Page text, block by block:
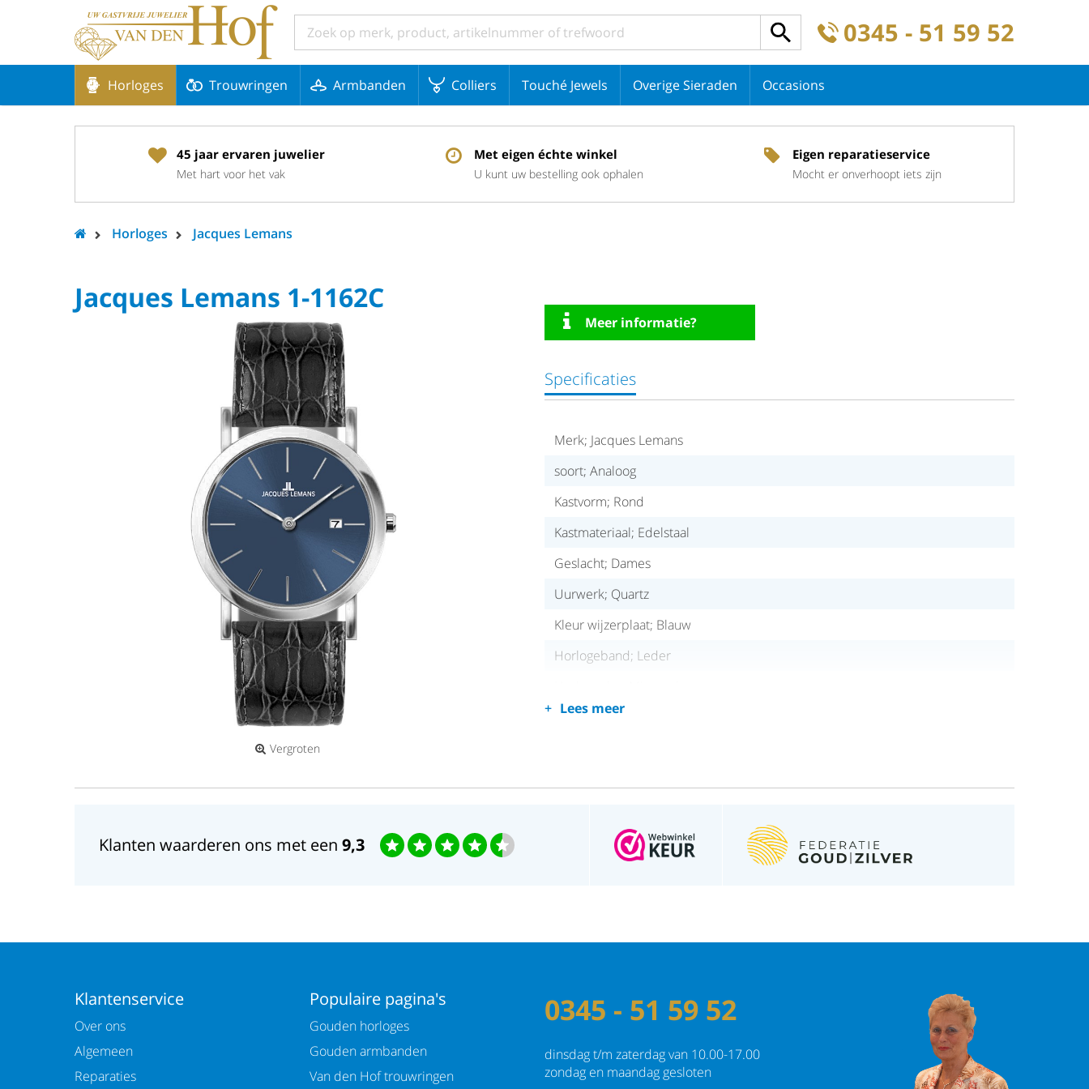
0345 - 51 59 52
Horloges Trouwringen Armbanden Colliers Touché Jewels Overige Sieraden Occasions
45 jaar ervaren juwelier
Met hart voor het vak
Met eigen échte winkel
U kunt uw bestelling ook ophalen
Eigen reparatieservice
Mocht er onverhoopt iets zijn
Horloges Jacques Lemans
Jacques Lemans 1-1162C
Vergroten
Meer informatie?
Specificaties
Merk; Jacques Lemans
soort; Analoog
Kastvorm; Rond
Kastmateriaal; Edelstaal
Geslacht; Dames
Uurwerk; Quartz
Kleur wijzerplaat; Blauw
Horlogeband; Leder
Waterdichtheid; 3 ATM
Lees meer
Klanten waarderen ons met een 9,3
Klantenservice
Over ons
Algemeen
Reparaties
Populaire pagina's
Gouden horloges
Gouden armbanden
Van den Hof trouwringen
0345 - 51 59 52
dinsdag t/m zaterdag van 10.00-17.00
zondag en maandag gesloten